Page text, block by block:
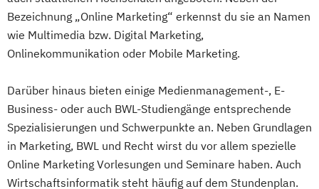
Bezeichnung „Online Marketing“ erkennst du sie an Namen
wie Multimedia bzw. Digital Marketing,
Onlinekommunikation oder Mobile Marketing.
Darüber hinaus bieten einige Medienmanagement-, E-
Business- oder auch BWL-Studiengänge entsprechende
Spezialisierungen und Schwerpunkte an. Neben Grundlagen
in Marketing, BWL und Recht wirst du vor allem spezielle
Online Marketing Vorlesungen und Seminare haben. Auch
Wirtschaftsinformatik steht häufig auf dem Stundenplan.